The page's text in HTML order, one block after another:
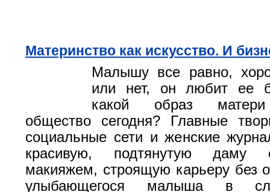
Материнство как искусство. И
Малышу все равно,
или нет, он любит ее
какой образ матери
общество сегодня? Главные
социальные сети и женские
красивую, подтянутую даму
макияжем, строящую карьеру без
улыбающегося малыша в